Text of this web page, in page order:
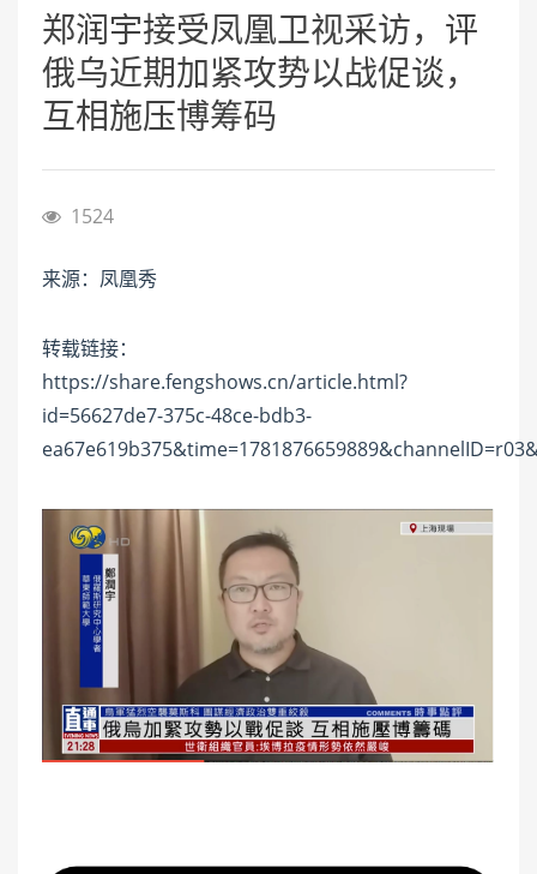
郑润宇接受凤凰卫视采访，评
俄乌近期加紧攻势以战促谈，
互相施压博筹码
1524
来源：凤凰秀
转载链接：
https://share.fengshows.cn/article.html?
id=56627de7-375c-48ce-bdb3-